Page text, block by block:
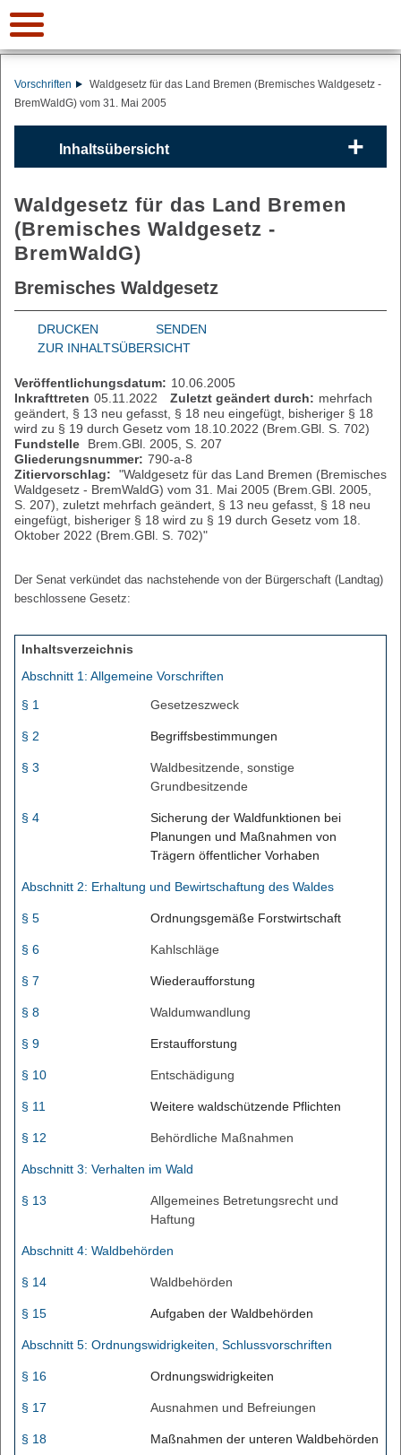
Vorschriften
Waldgesetz für das Land Bremen (Bremisches Waldgesetz -
BremWaldG) vom 31. Mai 2005
Inhaltsübersicht
Waldgesetz für das Land Bremen
(Bremisches Waldgesetz -
BremWaldG)
Bremisches Waldgesetz
DRUCKEN
SENDEN
ZUR INHALTSÜBERSICHT
Veröffentlichungsdatum: 10.06.2005
Inkrafttreten 05.11.2022 Zuletzt geändert durch: mehrfach
geändert, § 13 neu gefasst, § 18 neu eingefügt, bisheriger § 18
wird zu § 19 durch Gesetz vom 18.10.2022 (Brem.GBl. S. 702)
Fundstelle
Brem.GBl. 2005, S. 207
Gliederungsnummer: 790-a-8
Zitiervorschlag:
"Waldgesetz für das Land Bremen (Bremisches
Waldgesetz - BremWaldG) vom 31. Mai 2005 (Brem.GBl. 2005,
S. 207), zuletzt mehrfach geändert, § 13 neu gefasst, § 18 neu
eingefügt, bisheriger § 18 wird zu § 19 durch Gesetz vom 18.
Oktober 2022 (Brem.GBl. S. 702)"
Der Senat verkündet das nachstehende von der Bürgerschaft (Landtag)
beschlossene Gesetz:
Inhaltsverzeichnis
Abschnitt 1: Allgemeine Vorschriften
§ 1
Gesetzeszweck
§ 2 Begriffsbestimmungen
§ 3
Waldbesitzende, sonstige
Grundbesitzende
§ 4
Sicherung der Waldfunktionen bei
Planungen und Maßnahmen von
Trägern öffentlicher Vorhaben
Abschnitt 2: Erhaltung und Bewirtschaftung des Waldes
§ 5 Ordnungsgemäße Forstwirtschaft
§ 6 Kahlschläge
§ 7 Wiederaufforstung
§ 8 Waldumwandlung
§ 9 Erstaufforstung
§ 10 Entschädigung
§ 11 Weitere waldschützende Pflichten
§ 12 Behördliche Maßnahmen
Abschnitt 3: Verhalten im Wald
§ 13
Allgemeines Betretungsrecht und
Haftung
Abschnitt 4: Waldbehörden
§ 14 Waldbehörden
§ 15 Aufgaben der Waldbehörden
Abschnitt 5: Ordnungswidrigkeiten, Schlussvorschriften
§ 16 Ordnungswidrigkeiten
§ 17 Ausnahmen und Befreiungen
§ 18 Maßnahmen der unteren Waldbehörden